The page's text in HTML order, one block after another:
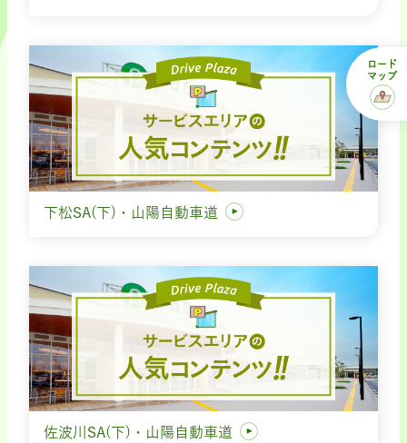
下松SA(下)・山陽自動車道
佐波川SA(下)・山陽自動車道
ロード
マップ